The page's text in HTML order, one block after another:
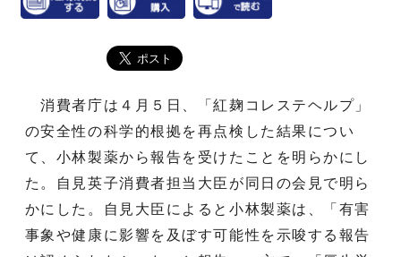
消費者庁は４月５日、「紅麹コレステヘルプ」
の安全性の科学的根拠を再点検した結果につい
て、小林製薬から報告を受けたことを明らかにし
た。自見英子消費者担当大臣が同日の会見で明ら
かにした。自見大臣によると小林製薬は、「有害
事象や健康に影響を及ぼす可能性を示唆する報告